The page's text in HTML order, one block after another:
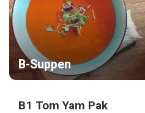
B-Suppen
B1 Tom Yam Pak